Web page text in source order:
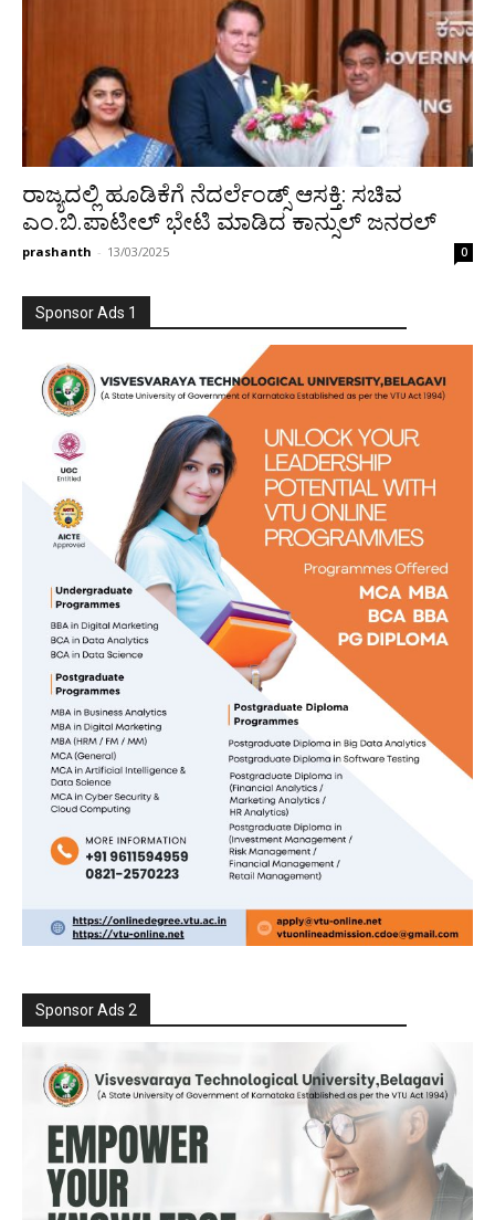
ರಾಜ್ಯದಲ್ಲಿ ಹೂಡಿಕೆಗೆ ನೆದರ್ಲೆಂಡ್ಸ್‌ ಆಸಕ್ತಿ: ಸಚಿವ
ಎಂ.ಬಿ.ಪಾಟೀಲ್ ಭೇಟಿ ಮಾಡಿದ ಕಾನ್ಸುಲ್ ಜನರಲ್
prashanth - 13/03/2025 0
Sponsor Ads 1
Sponsor Ads 2